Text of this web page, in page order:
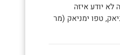
לא יודע איזה
טפו ימניאק (מר